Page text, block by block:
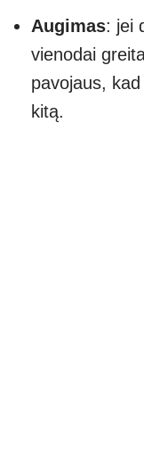
Augimas: jei
vienodai
pavojaus,
kitą.